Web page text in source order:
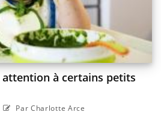
à certains petits
Par Charlotte Arce